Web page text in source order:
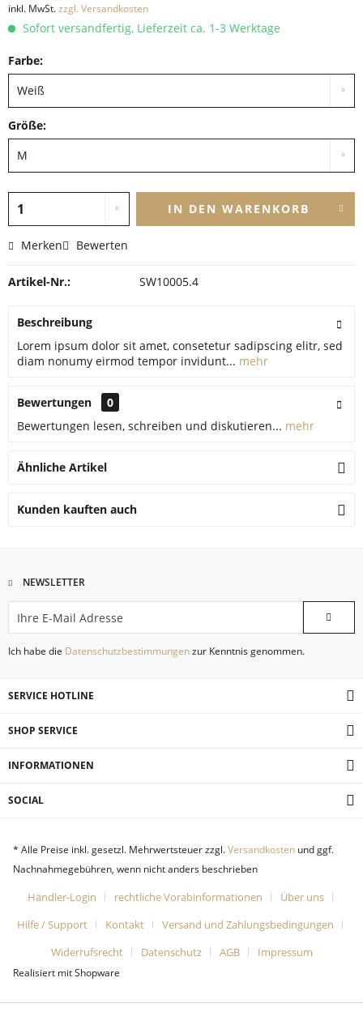
inkl. MwSt.zzgl. Versandkosten
Sofort versandfertig, Lieferzeit ca. 1-3 Werktage
Farbe:
Größe:
IN DEN WARENKORB
Merken Bewerten
Artikel-Nr.: SW10005.4
Beschreibung
Lorem ipsum dolor sit amet, consetetur sadipscing elitr, sed
diam nonumy eirmod tempor invidunt... mehr
Bewertungen
0
Bewertungen lesen, schreiben und diskutieren... mehr
Ähnliche Artikel
Kunden kauften auch
NEWSLETTER
Ich habe die Datenschutzbestimmungenzur Kenntnis genommen.
SERVICE HOTLINE
SHOP SERVICE
INFORMATIONEN
SOCIAL
* Alle Preise inkl. gesetzl. Mehrwertsteuer zzgl.Versandkosten und ggf.
Nachnahmegebühren, wenn nicht anders beschrieben
Händler-Login rechtliche Vorabinformationen
Über uns
Hilfe / Support
Kontakt
Versand und Zahlungsbedingungen
Widerrufsrecht
Datenschutz AGB Impressum
Realisiert mit Shopware